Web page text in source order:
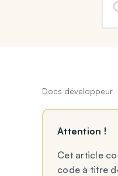
Docs développeur
Attention !
Cet article
code à titre